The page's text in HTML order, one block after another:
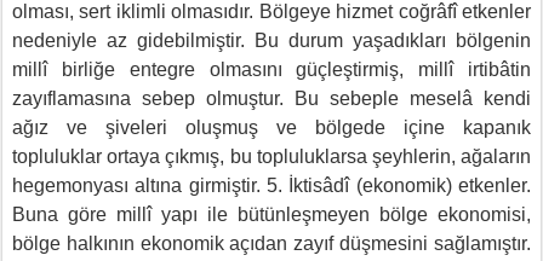
olması, sert iklimli olmasıdır. Bölgeye hizmet coğrâfî etkenler
nedeniyle az gidebilmiştir. Bu durum yaşadıkları bölgenin
millî birliğe entegre olmasını güçleştirmiş, millî irtibâtin
zayıflamasına sebep olmuştur. Bu sebeple meselâ kendi
ağız ve şiveleri oluşmuş ve bölgede içine kapanık
topluluklar ortaya çıkmış, bu topluluklarsa şeyhlerin, ağaların
hegemonyası altına girmiştir. 5. İktisâdî (ekonomik) etkenler.
Buna göre millî yapı ile bütünleşmeyen bölge ekonomisi,
bölge halkının ekonomik açıdan zayıf düşmesini sağlamıştır.